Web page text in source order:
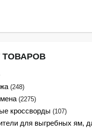
ТОВАРОВ
(248)
(2275)
кроссворды (107)
для выгребных ям,